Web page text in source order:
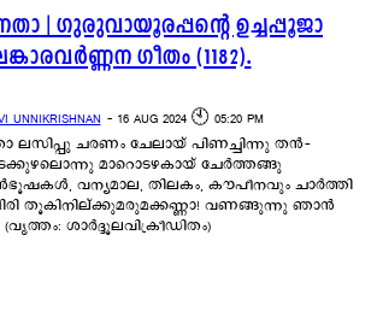
| ഗുരുവായൂരപ്പന്റെ ഉച്ചപ്പൂജാ
ഗീതം (1182).
UNNIKRISHNAN - 16 AUG 2024 🕙 05:20 PM
ലസിപ്പു ചരണം ചേലായ് പിണച്ചിന്നു തൻ-
മാറൊടഴകായ് ചേർത്തങ്ങു
വന്യമാല, തിലകം, കൗപീനവും ചാർത്തി
തൂകിനില്ക്കുമരുമക്കണ്ണാ! വണങ്ങുന്നു ഞാൻ
(വൃത്തം: ശാർദ്ദൂലവിക്രീഡിതം)